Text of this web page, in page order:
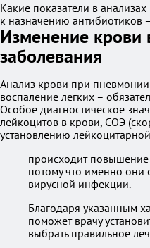
Какие показатели в
к назначению антибиотиков
Изменение крови
заболевания
Анализ крови при
воспаление легких –
Особое диагностическое
лейкоцитов в крови, СОЭ
установлению
происходит
потому что именно они
вирусной инфекции.
Благодаря указанным
поможет врачу
выбрать правильное